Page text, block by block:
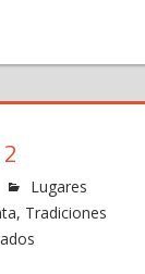
Lugares
, Tradiciones
en